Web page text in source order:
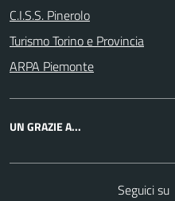
C.I.S.S. Pinerolo
Turismo Torino e Provincia
ARPA Piemonte
UN GRAZIE A...
Seguici su